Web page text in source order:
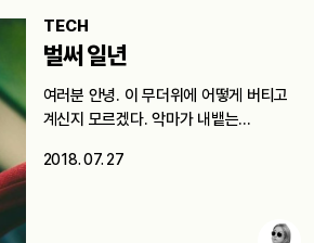
TECH
벌써 일년
여러분 안녕. 이 무더위에 어떻게 버티고
계신지 모르겠다. 악마가 내뱉는…
2018. 07. 27